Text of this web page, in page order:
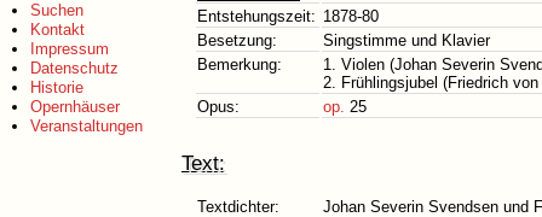
Suchen
Kontakt
Impressum
Datenschutz
Historie
Opernhäuser
Veranstaltungen
Entstehungszeit: 1878-80
Besetzung:
Singstimme und Klavier
Bemerkung:
1. Violen (Johan Severin
2. Frühlingsjubel (Friedrich
Opus:
op. 25
Text:
Textdichter:
Johan Severin Svendsen und